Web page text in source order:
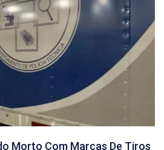
Morto Com Marcas De Tiros